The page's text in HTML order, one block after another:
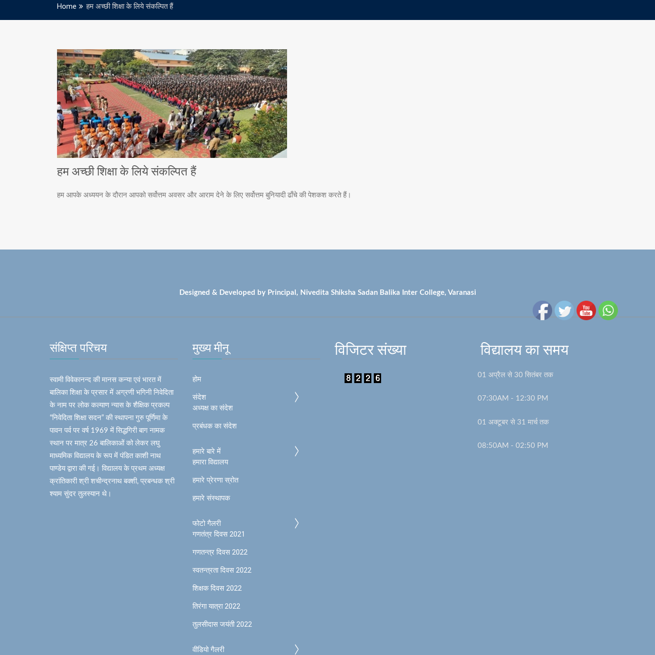
Home हम अच्छी शिक्षा के लिये संकल्पित हैं
हम अच्छी शिक्षा के लिये संकल्पित हैं
हम आपके अध्ययन के दौरान आपको सर्वोत्तम अवसर और आराम देने के लिए सर्वोत्तम बुनियादी ढाँचे की पेशकश करते हैं।
Designed & Developed by Principal, Nivedita Shiksha Sadan Balika Inter College, Varanasi
संक्षिप्त परिचय
स्वामी विवेकानन्द की मानस कन्या एवं भारत में
बालिका शिक्षा के प्रसार में अग्रणी भगिनी निवेदिता
के नाम पर लोक कल्याण न्यास के शैक्षिक प्रकल्प
“निवेदिता शिक्षा सदन” की स्थापना गुरु पूर्णिमा के
पावन पर्व पर वर्ष 1969 में सिद्धगिरी बाग नामक
स्थान पर मात्र 26 बालिकाओं को लेकर लघु
माध्यमिक विद्यालय के रूप में पंडित काशी नाथ
पाण्डेय द्वारा की गई। विद्यालय के प्रथम अध्यक्ष
क्रांतिकारी श्री शचीन्द्रनाथ बक्शी, प्रबन्धक श्री
श्याम सुंदर तुलस्यान थे।
मुख्य मीनू
होम
संदेश
अध्यक्ष का संदेश
प्रबंधक का संदेश
हमारे बारे में
हमारा विद्यालय
हमारे प्रेरणा स्रोत
हमारे संस्थापक
फोटो गैलरी
गणतंत्र दिवस 2021
गणतन्त्र दिवस 2022
स्वतन्त्रता दिवस 2022
शिक्षक दिवस 2022
तिरंगा यात्रा 2022
तुलसीदास जयंती 2022
वीडियो गैलरी
विजिटर संख्या विद्यालय का समय
01 अप्रैल से 30 सितंबर तक
07:30AM - 12:30 PM
01 अक्टूबर से 31 मार्च तक
08:50AM - 02:50 PM